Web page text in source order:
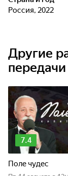
и вести
Россия, 2022
Другие
передачи
7.4
Поле чудес